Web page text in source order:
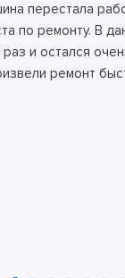
перестала
по ремонту. В
и остался
ремонт